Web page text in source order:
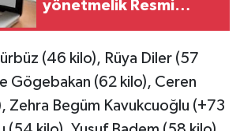
yönetmelik Resmi
(46 kilo), Rüya Diler (57
Gögebakan (62 kilo), Ceren
Zehra Begüm Kavukcuoğlu (+73